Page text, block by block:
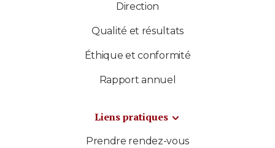
Direction
Qualité et résultats
Éthique et conformité
Rapport annuel
Liens pratiques
Prendre rendez-vous